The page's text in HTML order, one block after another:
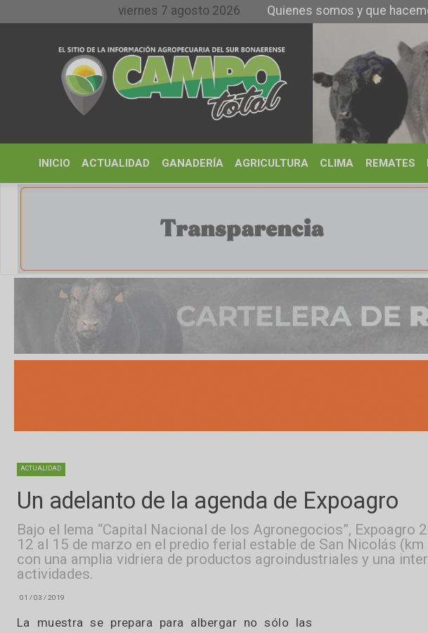
viernes 7 agosto 2026 Quienes somos y que hacemos
REMATES MULTIMEDIA
Un adelanto de la agenda de
12 al 15 de marzo en el predio ferial estable de San
con una amplia vidriera de productos agroindustriales y